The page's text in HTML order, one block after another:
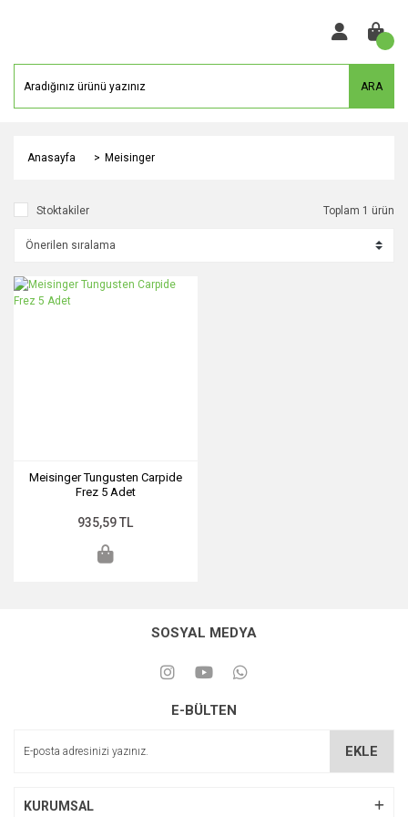
ARA
Anasayfa Meisinger
Stoktakiler Toplam 1 ürün
Meisinger Tungusten Carpide
Frez 5 Adet
935,59 TL
SOSYAL MEDYA
E-BÜLTEN
EKLE
KURUMSAL